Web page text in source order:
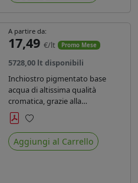
A partire da:
17,49 €/lt Promo Mese
5728,00 lt disponibili
Inchiostro pigmentato base
acqua di altissima qualità
cromatica, grazie alla
concentrazione di pigmenti
permette di realizzare stampe di
altissima qualità e ridurre la curva
colore fino ad un 20 % rispetto
Preferiti
Aggiungi al Carrello